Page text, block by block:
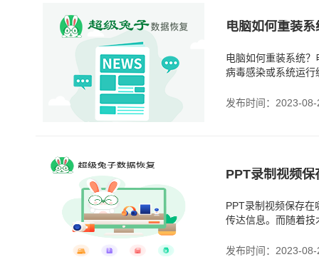
电脑如何重装系
电脑如何重装系统
病毒感染或系统运
发布时间：2023-08-
PPT录制视频保
PPT录制视频保存
传达信息。而随着
发布时间：2023-08-